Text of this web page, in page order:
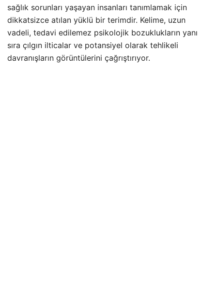
sağlık sorunları yaşayan insanları tanımlamak için
dikkatsizce atılan yüklü bir terimdir. Kelime, uzun
vadeli, tedavi edilemez psikolojik bozuklukların yanı
sıra çılgın ilticalar ve potansiyel olarak tehlikeli
davranışların görüntülerini çağrıştırıyor.